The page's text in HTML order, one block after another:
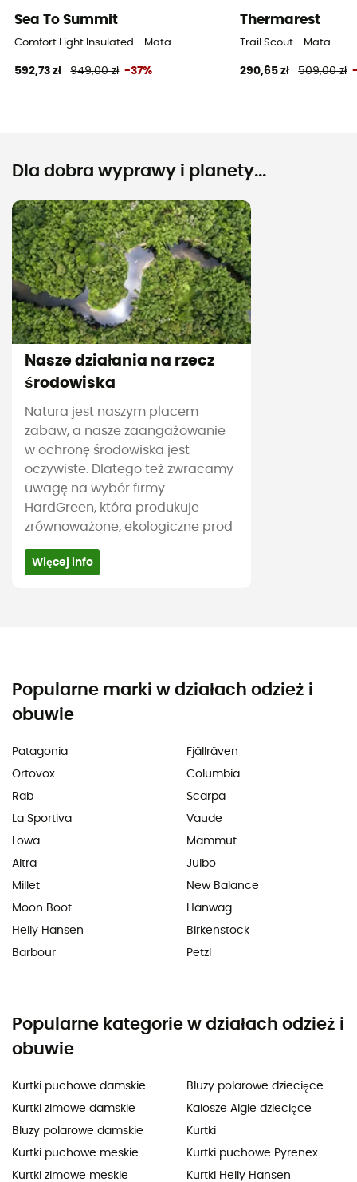
Sea To Summit
Comfort Light Insulated - Mata
592,73 zł 949,00 zł -37%
Thermarest
Trail Scout - Mata
290,65 zł 509,00 zł
Dla dobra wyprawy i planety...
Nasze działania na rzecz
środowiska
Natura jest naszym placem
zabaw, a nasze zaangażowanie
w ochronę środowiska jest
oczywiste. Dlatego też zwracamy
uwagę na wybór firmy
HardGreen, która produkuje
zrównoważone, ekologiczne prod
Więcej info
Popularne marki w działach odzież i
obuwie
Patagonia
Ortovox
Rab
La Sportiva
Lowa
Altra
Millet
Moon Boot
Helly Hansen
Barbour
Fjällräven
Columbia
Scarpa
Vaude
Mammut
Julbo
New Balance
Hanwag
Birkenstock
Petzl
Popularne kategorie w działach odzież i
obuwie
Kurtki puchowe damskie
Kurtki zimowe damskie
Bluzy polarowe damskie
Kurtki puchowe meskie
Kurtki zimowe meskie
Bluzy polarowe dziecięce
Kalosze Aigle dziecięce
Kurtki
Kurtki puchowe Pyrenex
Kurtki Helly Hansen